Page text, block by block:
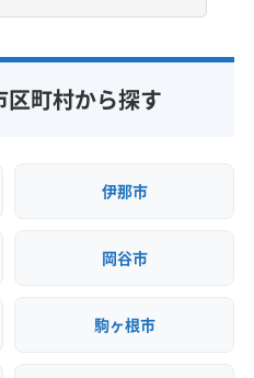
町村から探す
伊那市
岡谷市
駒ヶ根市